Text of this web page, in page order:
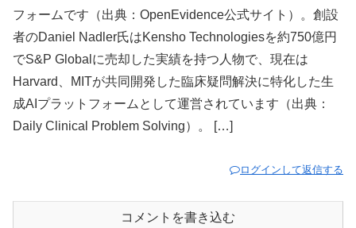
フォームです（出典：OpenEvidence公式サイト）。創設
者のDaniel Nadler氏はKensho Technologiesを約750億円
でS&P Globalに売却した実績を持つ人物で、現在は
Harvard、MITが共同開発した臨床疑問解決に特化した生
成AIプラットフォームとして運営されています（出典：
Daily Clinical Problem Solving）。 […]
ログインして返信する
コメントを書き込む